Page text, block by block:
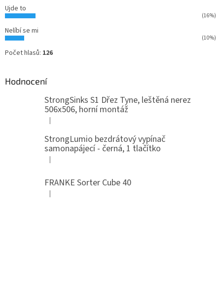
Ujde to
(16%)
Nelíbí se mi
(10%)
Počet hlasů: 126
Hodnocení
StrongSinks S1 Dřez Tyne, leštěná nerez
506x506, horní montáž
Hodnocení produktu je 5 z 5 hvězdiček.
|
StrongLumio bezdrátový vypínač
samonapájecí - černá, 1 tlačítko
Hodnocení produktu je 4 z 5 hvězdiček.
|
FRANKE Sorter Cube 40
Hodnocení produktu je 3 z 5 hvězdiček.
|